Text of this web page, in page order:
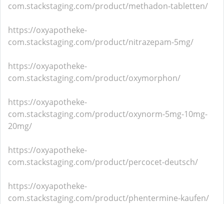
com.stackstaging.com/product/methadon-tabletten/
https://oxyapotheke-
com.stackstaging.com/product/nitrazepam-5mg/
https://oxyapotheke-
com.stackstaging.com/product/oxymorphon/
https://oxyapotheke-
com.stackstaging.com/product/oxynorm-5mg-10mg-
20mg/
https://oxyapotheke-
com.stackstaging.com/product/percocet-deutsch/
https://oxyapotheke-
com.stackstaging.com/product/phentermine-kaufen/